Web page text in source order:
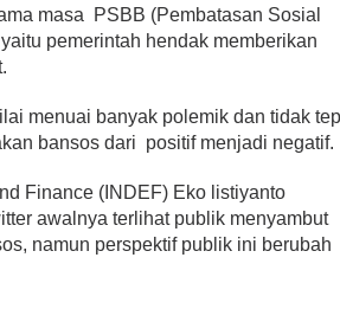
masa PSBB (Pembatasan Sosial
pemerintah hendak memberikan
menuai banyak polemik dan tidak
bansos dari positif menjadi negatif.
Finance (INDEF) Eko listiyanto
awalnya terlihat publik menyambut
namun perspektif publik ini berubah